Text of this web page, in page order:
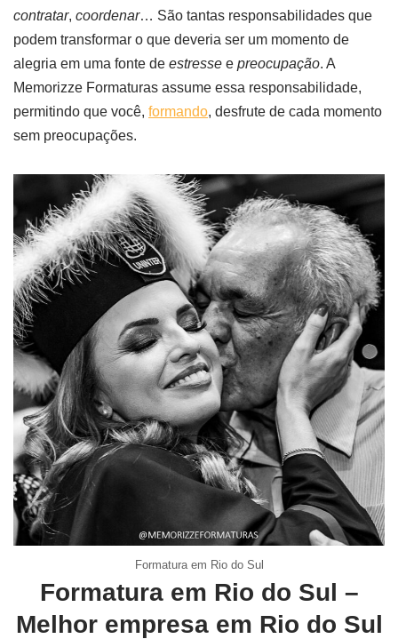
contratar, coordenar… São tantas responsabilidades que
podem transformar o que deveria ser um momento de
alegria em uma fonte de estresse e preocupação. A
Memorizze Formaturas assume essa responsabilidade,
permitindo que você, formando, desfrute de cada momento
sem preocupações.
Formatura em Rio do Sul
Formatura em Rio do Sul –
Melhor empresa em Rio do Sul